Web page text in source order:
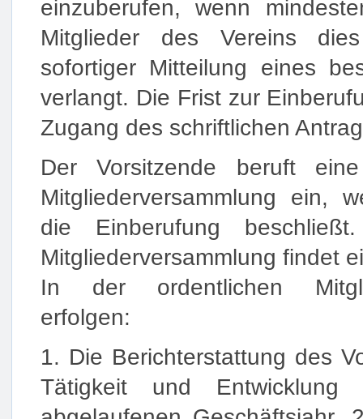
einzuberufen, wenn
Mitglieder des Vereins
sofortiger Mitteilung eines
verlangt. Die Frist zur
Zugang des schriftlichen
Der Vorsitzende beruft eine
Mitgliederversammlung ein,
die Einberufung
Mitgliederversammlung findet
In der ordentlichen
erfolgen:
1. Die Berichterstattung des
Tätigkeit und